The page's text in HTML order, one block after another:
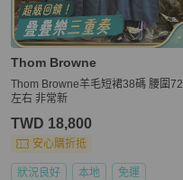
Thom Browne
Thom Browne羊毛短裙38碼 腰圍72
左右 非常新
TWD 18,800
安心購折抵
狀況良好 本地 免運